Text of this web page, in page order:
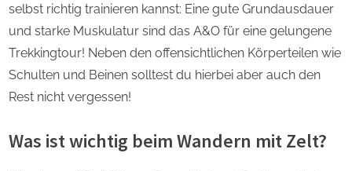
selbst richtig trainieren kannst: Eine gute Grundausdauer
und starke Muskulatur sind das A&O für eine gelungene
Trekkingtour! Neben den offensichtlichen Körperteilen wie
Schulten und Beinen solltest du hierbei aber auch den
Rest nicht vergessen!
Was ist wichtig beim Wandern mit Zelt?